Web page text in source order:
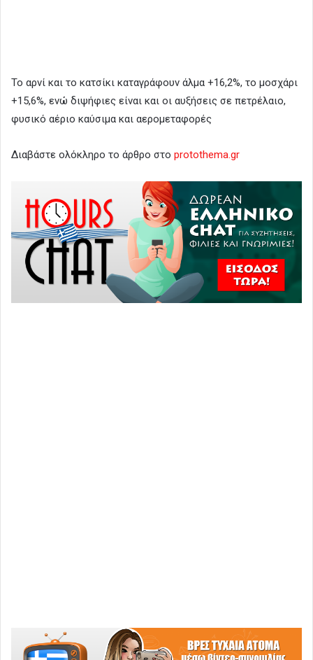
Το αρνί και το κατσίκι καταγράφουν άλμα +16,2%, το μοσχάρι
+15,6%, ενώ διψήφιες είναι και οι αυξήσεις σε πετρέλαιο,
φυσικό αέριο καύσιμα και αερομεταφορές
Διαβάστε ολόκληρο το άρθρο στο protothema.gr